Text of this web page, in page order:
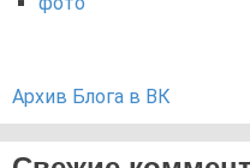
Архив Блога в ВК